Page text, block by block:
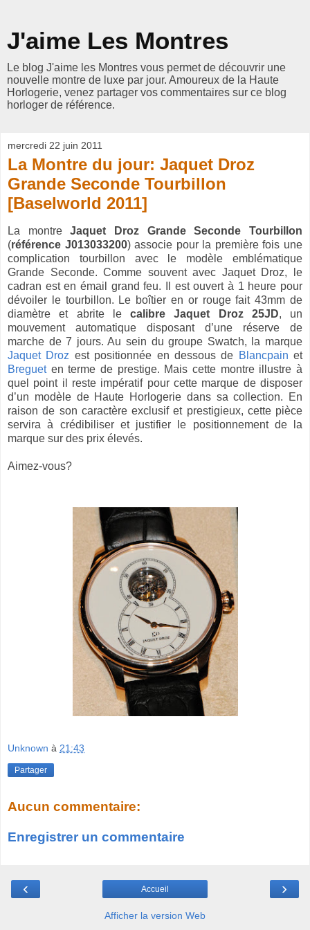
J'aime Les Montres
Le blog J'aime les Montres vous permet de découvrir une
nouvelle montre de luxe par jour. Amoureux de la Haute
Horlogerie, venez partager vos commentaires sur ce blog
horloger de référence.
mercredi 22 juin 2011
La Montre du jour: Jaquet Droz
Grande Seconde Tourbillon
[Baselworld 2011]
La montreJaquet Droz Grande Seconde Tourbillon
(référence J013033200) associe pour la première fois une
complication tourbillon avec le modèle emblématique
Grande Seconde. Comme souvent avec Jaquet Droz, le
cadran est en émail grand feu. Il est ouvert à 1 heure pour
dévoiler le tourbillon. Le boîtier en or rouge fait 43mm de
diamètre et abrite le calibre Jaquet Droz 25JD, un
mouvement automatique disposant d’une réserve de
marche de 7 jours. Au sein du groupe Swatch, la marque
Jaquet Droz est positionnée en dessous de Blancpain et
Bregueten terme de prestige. Mais cette montre illustre à
quel point il reste impératif pour cette marque de disposer
d’un modèle de Haute Horlogerie dans sa collection. En
raison de son caractère exclusif et prestigieux, cette pièce
servira à crédibiliser et justifier le positionnement de la
marque sur des prix élevés.
Aimez-vous?
Unknown à 21:43
Partager
Aucun commentaire:
Enregistrer un commentaire
‹ ›
Accueil
Afficher la version Web